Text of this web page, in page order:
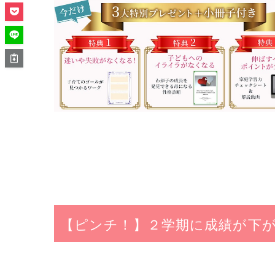
【ピンチ！】２学期に成績が下